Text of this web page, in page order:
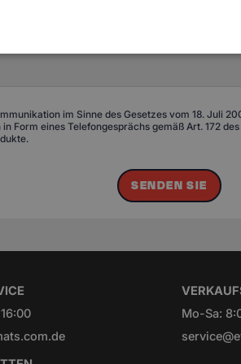
im Sinne des Gesetzes vom 18. Juli
Form eines Telefongesprächs gemäß Art. 172
SENDEN SIE
Mo-Sa: